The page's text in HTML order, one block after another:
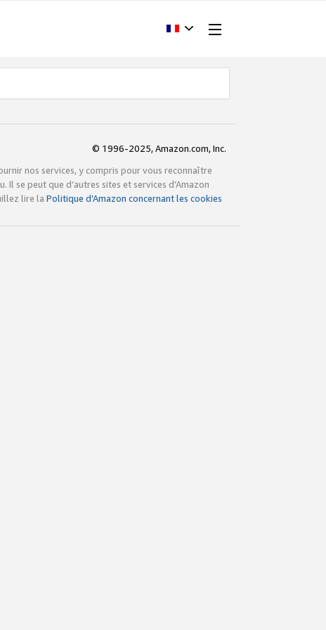
© 1996-2025, Amazon.com, Inc.
nos services, y compris pour vous reconnaître
se peut que d’autres sites et services d’Amazon
lire la Politique d’Amazon concernant les cookies